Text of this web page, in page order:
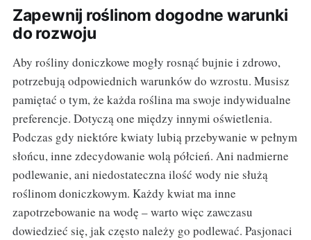
Zapewnij roślinom dogodne warunki
do rozwoju
Aby rośliny doniczkowe mogły rosnąć bujnie i zdrowo,
potrzebują odpowiednich warunków do wzrostu. Musisz
pamiętać o tym, że każda roślina ma swoje indywidualne
preferencje. Dotyczą one między innymi oświetlenia.
Podczas gdy niektóre kwiaty lubią przebywanie w pełnym
słońcu, inne zdecydowanie wolą półcień. Ani nadmierne
podlewanie, ani niedostateczna ilość wody nie służą
roślinom doniczkowym. Każdy kwiat ma inne
zapotrzebowanie na wodę – warto więc zawczasu
dowiedzieć się, jak często należy go podlewać. Pasjonaci